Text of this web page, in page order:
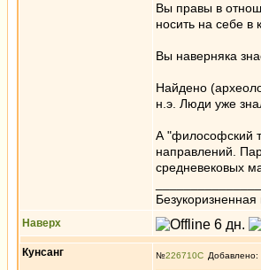
Вы правы в
носить на себе в
Вы наверняка
Найдено
н.э. Люди уже
А "философский
направлений.
средневековых
Наверх
Кунсанг №226710 Добавлено: